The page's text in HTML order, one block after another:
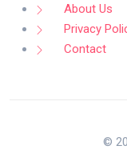
About Us
Privacy
Contact
©